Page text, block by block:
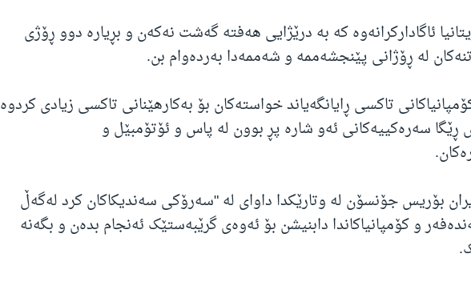
ئاگادارکرانەوە کە بە درێژایی هەفتە گەشت نەکەن و بڕیارە دوو ڕۆژی
لە ڕۆژانی پێنجشەممە و شەممەدا بەردەوام بن.
تاکسی ڕایانگەیاند خواستەکان بۆ بەکارهێنانی تاکسی زیادی کردوە
ڕێگا سەرەکییەکانی ئەو شارە پڕ بوون لە پاس و ئۆتۆمبێل و
بۆریس جۆنسۆن لە وتارێکدا داوای لە "سەرۆکی سەندیکاکان کرد لەگەڵ
و کۆمپانیاکاندا دابنیشن بۆ ئەوەی گرێبەستێک ئەنجام بدەن و بگەنە